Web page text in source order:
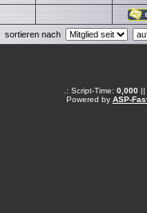
sortieren nach
.: Script-Time: 0,000||
Powered by ASP-